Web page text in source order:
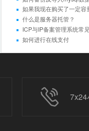
如果我现在购买了一定
什么是服务器托管？
ICP与IP备案管理系统常
如何进行在线支付